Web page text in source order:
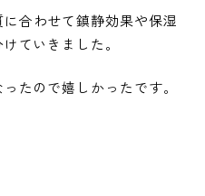
合わせて鎮静効果や保湿
ていきました。
たので嬉しかったです。